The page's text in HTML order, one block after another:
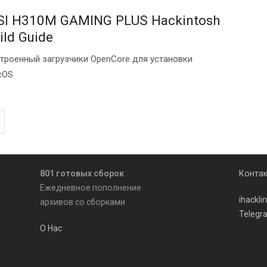
H310M GAMING PLUS Hackintosh
Guide
загрузчики OpenCore для установки
801 готовых сборок
Ежедневное пополнение
архивов со сборками
О Нас